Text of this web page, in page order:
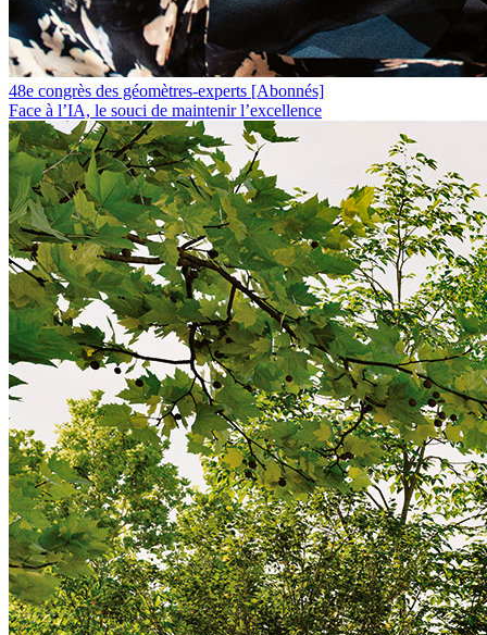
48e congrès des géomètres-experts [Abonnés]
Face à l’IA, le souci de maintenir l’excellence